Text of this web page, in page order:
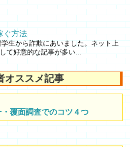
ぐ方法
生から詐欺にあいました。ネット上
て好意的な記事が多い...
オススメ記事
・覆面調査でのコツ４つ